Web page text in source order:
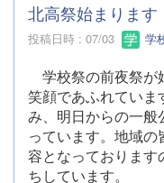
北高祭始まります
投稿日時 : 07/03 学
学校祭の前夜祭が
笑顔であふれていま
み、明日からの一般
っています。地域
容となっておりま
ちしています。